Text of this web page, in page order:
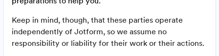
Keep in mind, though, that these parties operate
independently of Jotform, so we assume no
responsibility or liability for their work or their actions.